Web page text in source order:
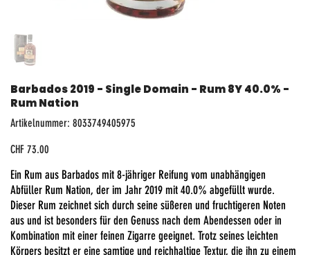
Barbados 2019 - Single Domain - Rum 8Y 40.0% -
Rum Nation
Artikelnummer: Artikelnummer:
8033749405975
8033749405975
Preis
CHF 73.00
Ein Rum aus Barbados mit 8-jähriger Reifung vom unabhängigen
Abfüller Rum Nation, der im Jahr 2019 mit 40.0% abgefüllt wurde.
Dieser Rum zeichnet sich durch seine süßeren und fruchtigeren Noten
aus und ist besonders für den Genuss nach dem Abendessen oder in
Kombination mit einer feinen Zigarre geeignet. Trotz seines leichten
Körpers besitzt er eine samtige und reichhaltige Textur, die ihn zu einem